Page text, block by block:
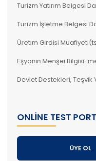
Turizm Yatırım Belgesi
Turizm İşletme Belgesi
Üretim Girdisi
Eşyanın Menşei Bilgisi-
Devlet Destekleri, Teşvik
ONLINE TEST
ÜYE OL